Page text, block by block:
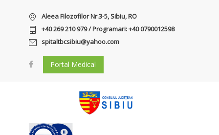
Aleea Filozofilor Nr.3-5, Sibiu, RO
+40 269 210 979 / Programari: +40 0790012598
spitaltbcsibiu@yahoo.com
Portal Medical